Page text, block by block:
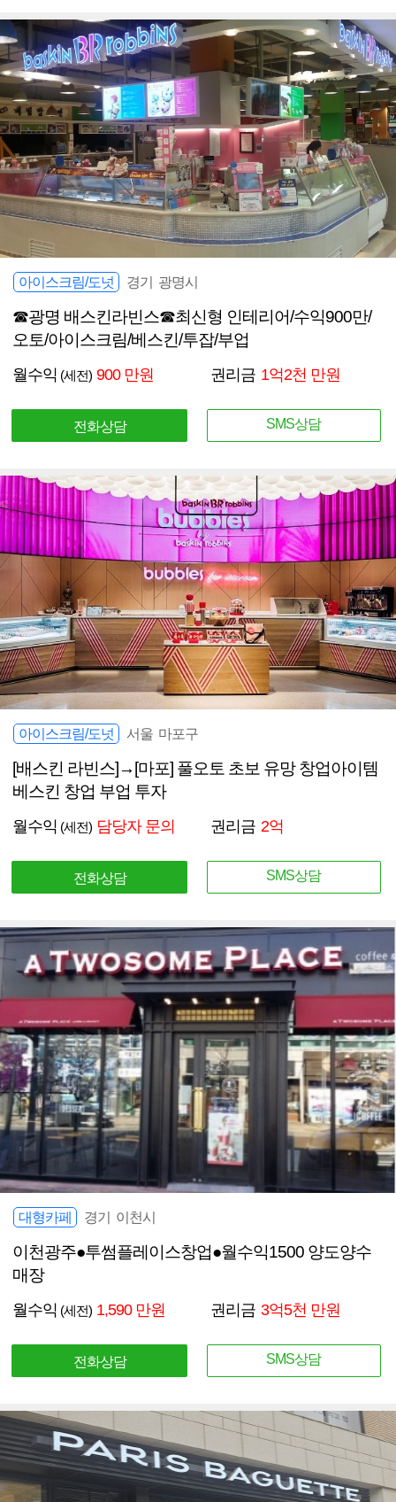
아이스크림/도넛 경기 광명시
☎광명 배스킨라빈스☎최신형 인테리어/수익900만/
오토/아이스크림/베스킨/투잡/부업
월수익 (세전) 900 만원 권리금 1억2천 만원
전화상담 SMS상담
아이스크림/도넛 서울 마포구
[배스킨 라빈스]→[마포] 풀오토 초보 유망 창업아이템
베스킨 창업 부업 투자
월수익 (세전) 담당자 문의 권리금 2억
전화상담 SMS상담
대형카페 경기 이천시
이천광주●투썸플레이스창업●월수익1500 양도양수
매장
월수익 (세전) 1,590 만원 권리금 3억5천 만원
전화상담 SMS상담